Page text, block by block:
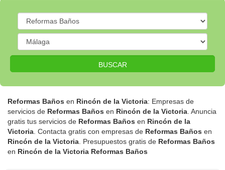
BUSCAR
Reformas Baños en Rincón de la Victoria: Empresas de
servicios de Reformas Baños en Rincón de la Victoria . Anuncia
gratis tus servicios de Reformas Baños en Rincón de la
Victoria . Contacta gratis con empresas de Reformas Baños en
Rincón de la Victoria . Presupuestos gratis de Reformas Baños
en Rincón de la Victoria Reformas Baños